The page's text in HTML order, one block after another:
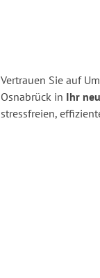
Vertrauen Sie auf
Osnabrück in Ihr
stressfreien,